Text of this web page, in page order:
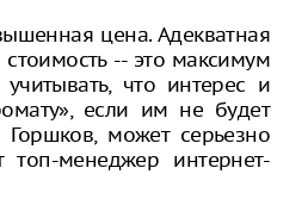
цена. Адекватная
стоимость -- это максимум
что интерес и
если им не будет
Горшков, может серьезно
топ-менеджер интернет-